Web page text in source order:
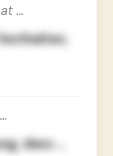
…
dass …